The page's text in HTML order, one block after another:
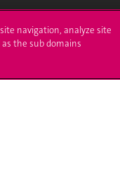
Médias
navigation, analyze site
the sub domains